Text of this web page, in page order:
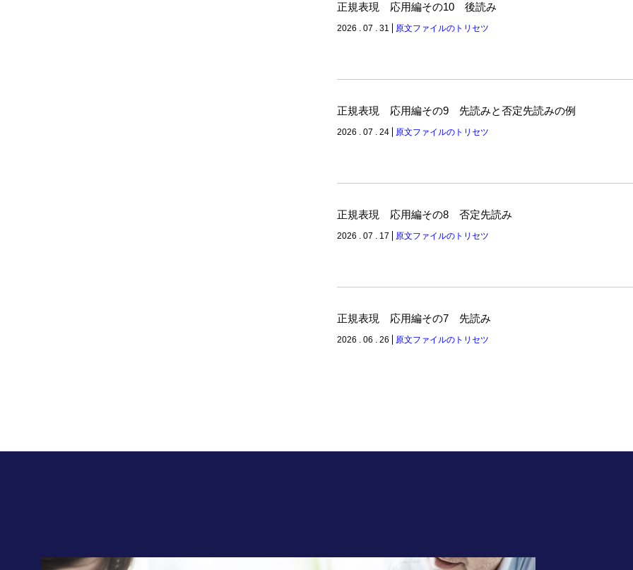
正規表現 応用編その10 後読み
2026 . 07 . 31 原文ファイルのトリセツ
正規表現 応用編その9 先読みと否定先読みの例
2026 . 07 . 24 原文ファイルのトリセツ
正規表現 応用編その8 否定先読み
2026 . 07 . 17 原文ファイルのトリセツ
正規表現 応用編その7 先読み
2026 . 06 . 26 原文ファイルのトリセツ